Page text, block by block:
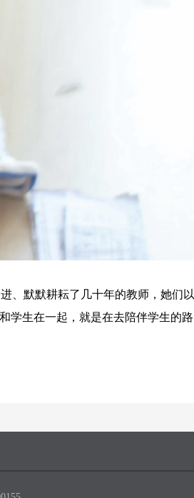
、默默耕耘了几十年的教师，她们以
学生在一起，就是在去陪伴学生的路